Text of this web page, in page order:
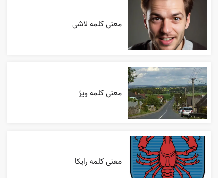
معنی کلمه لاشی
معنی کلمه ویژ
معنی کلمه رایکا